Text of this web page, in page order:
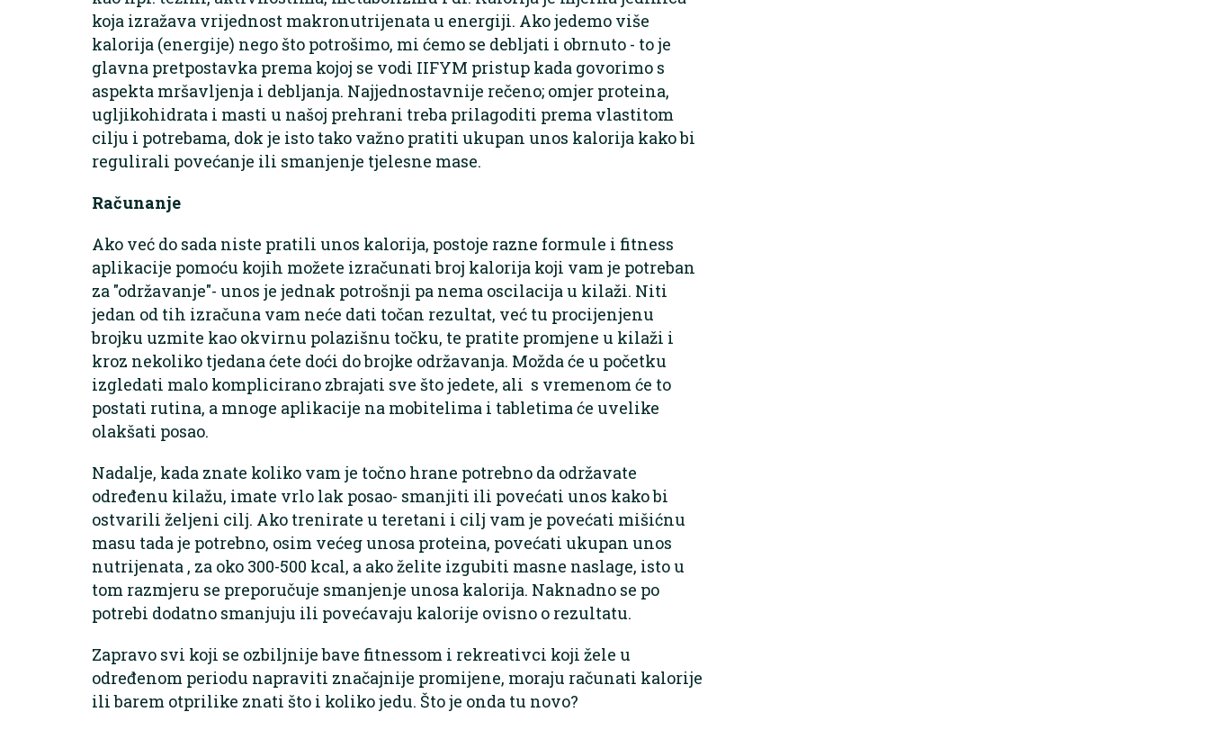
koja izražava vrijednost makronutrijenata u energiji. Ako jedemo više
kalorija (energije) nego što potrošimo, mi ćemo se debljati i obrnuto - to je
glavna pretpostavka prema kojoj se vodi IIFYM pristup kada govorimo s
aspekta mršavljenja i debljanja. Najjednostavnije rečeno; omjer proteina,
ugljikohidrata i masti u našoj prehrani treba prilagoditi prema vlastitom
cilju i potrebama, dok je isto tako važno pratiti ukupan unos kalorija kako bi
regulirali povećanje ili smanjenje tjelesne mase.
Računanje
Ako već do sada niste pratili unos kalorija, postoje razne formule i fitness
aplikacije pomoću kojih možete izračunati broj kalorija koji vam je potreban
za "održavanje"- unos je jednak potrošnji pa nema oscilacija u kilaži. Niti
jedan od tih izračuna vam neće dati točan rezultat, već tu procijenjenu
brojku uzmite kao okvirnu polazišnu točku, te pratite promjene u kilaži i
kroz nekoliko tjedana ćete doći do brojke održavanja. Možda će u početku
izgledati malo komplicirano zbrajati sve što jedete, ali s vremenom će to
postati rutina, a mnoge aplikacije na mobitelima i tabletima će uvelike
olakšati posao.
Nadalje, kada znate koliko vam je točno hrane potrebno da održavate
određenu kilažu, imate vrlo lak posao- smanjiti ili povećati unos kako bi
ostvarili željeni cilj. Ako trenirate u teretani i cilj vam je povećati mišićnu
masu tada je potrebno, osim većeg unosa proteina, povećati ukupan unos
nutrijenata , za oko 300-500 kcal, a ako želite izgubiti masne naslage, isto u
tom razmjeru se preporučuje smanjenje unosa kalorija. Naknadno se po
potrebi dodatno smanjuju ili povećavaju kalorije ovisno o rezultatu.
Zapravo svi koji se ozbiljnije bave fitnessom i rekreativci koji žele u
određenom periodu napraviti značajnije promijene, moraju računati kalorije
ili barem otprilike znati što i koliko jedu. Što je onda tu novo?